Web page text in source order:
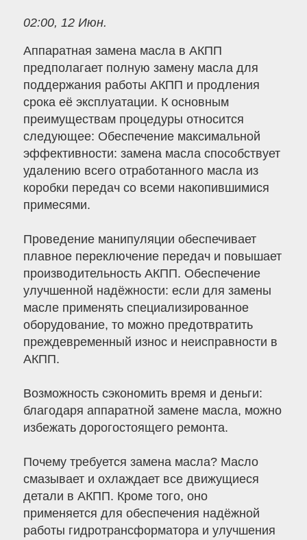
02:00, 12 Июн.
Аппаратная замена масла в АКПП
предполагает полную замену масла для
поддержания работы АКПП и продления
срока её эксплуатации. К основным
преимуществам процедуры относится
следующее: Обеспечение максимальной
эффективности: замена масла способствует
удалению всего отработанного масла из
коробки передач со всеми накопившимися
примесями.
Проведение манипуляции обеспечивает
плавное переключение передач и повышает
производительность АКПП. Обеспечение
улучшенной надёжности: если для замены
масле применять специализированное
оборудование, то можно предотвратить
преждевременный износ и неисправности в
АКПП.
Возможность сэкономить время и деньги:
благодаря аппаратной замене масла, можно
избежать дорогостоящего ремонта.
Почему требуется замена масла? Масло
смазывает и охлаждает все движущиеся
детали в АКПП. Кроме того, оно
применяется для обеспечения надёжной
работы гидротрансформатора и улучшения